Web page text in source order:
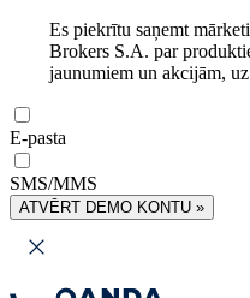
Es piekrītu saņemt
Brokers S.A. par
jaunumiem un akcijām,
E-pasta
SMS/MMS
ATVĒRT DEMO KONTU »